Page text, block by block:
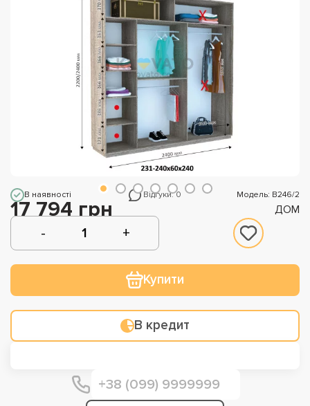
В наявності Відгуки: 0 Модель: В246/2
17 794 грн ДОМ
Купити
В кредит